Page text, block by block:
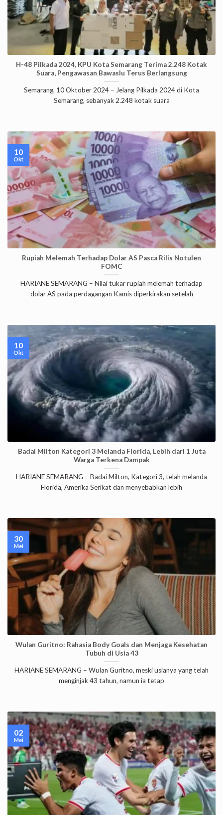
H-48 Pilkada 2024, KPU Kota Semarang Terima 2.248 Kotak
Suara, Pengawasan Bawaslu Terus Berlangsung
Semarang, 10 Oktober 2024 – Jelang Pilkada 2024 di Kota
Semarang, sebanyak 2.248 kotak suara
Rupiah Melemah Terhadap Dolar AS Pasca Rilis Notulen
FOMC
HARIANE SEMARANG – Nilai tukar rupiah melemah terhadap
dolar AS pada perdagangan Kamis diperkirakan setelah
10
Okt
Badai Milton Kategori 3 Melanda Florida, Lebih dari 1 Juta
Warga Terkena Dampak
HARIANE SEMARANG – Badai Milton, Kategori 3, telah melanda
Florida, Amerika Serikat dan menyebabkan lebih
10
Okt
Wulan Guritno: Rahasia Body Goals dan Menjaga Kesehatan
Tubuh di Usia 43
HARIANE SEMARANG – Wulan Guritno, meski usianya yang telah
menginjak 43 tahun, namun ia tetap
30
Mei
02
Mei